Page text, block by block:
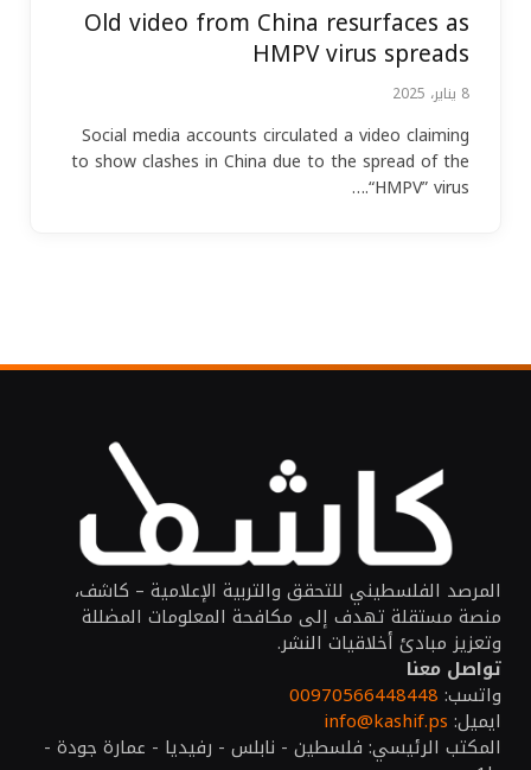
Old video from China resurfaces as
HMPV virus spreads
8 يناير، 2025
Social media accounts circulated a video claiming
to show clashes in China due to the spread of the
“HMPV” virus.…
المرصد الفلسطيني للتحقق والتربية الإعلامية – كاشف،
منصة مستقلة تهدف إلى مكافحة المعلومات المضللة
وتعزيز مبادئ أخلاقيات النشر.
تواصل معنا
واتسب: 00970566448448
ايميل: info@kashif.ps
المكتب الرئيسي: فلسطين - نابلس - رفيديا - عمارة جودة -